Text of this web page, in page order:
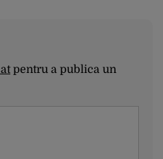
pentru a publica un